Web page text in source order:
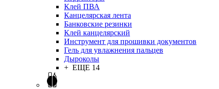
Клей ПВА
Канцелярская лента
Банковские резинки
Клей канцелярский
Инструмент для прошивки документов
Гель для увлажнения пальцев
Дыроколы
+ ЕЩЕ 14